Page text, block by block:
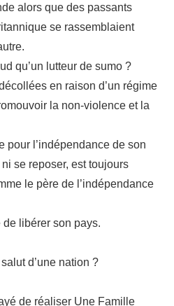
alors que des passants
se rassemblaient
qu’un lutteur de sumo ?
en raison d’un régime
la non-violence et la
pour l’indépendance de son
se reposer, est toujours
le père de l’indépendance
de libérer son pays.
d’une nation ?
de réaliser Une Famille